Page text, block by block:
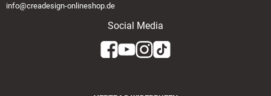
info@creadesign-onlineshop.de
Social Media